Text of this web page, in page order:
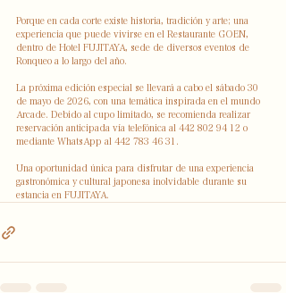
Porque en cada corte existe historia, tradición y arte; una
experiencia que puede vivirse en el Restaurante GOEN,
dentro de Hotel FUJITAYA, sede de diversos eventos de
Ronqueo a lo largo del año.
La próxima edición especial se llevará a cabo el sábado 30
de mayo de 2026, con una temática inspirada en el mundo
Arcade. Debido al cupo limitado, se recomienda realizar
reservación anticipada vía telefónica al 442 802 94 12 o
mediante WhatsApp al 442 783 46 31.
Una oportunidad única para disfrutar de una experiencia
gastronómica y cultural japonesa inolvidable durante su
estancia en FUJITAYA.